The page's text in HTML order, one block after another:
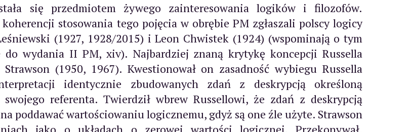
się przedmiotem żywego zainteresowania logików i filozofów.
stosowania tego pojęcia w obrębie PM zgłaszali polscy logicy
(1927, 1928/2015) i Leon Chwistek (1924) (wspominają o tym
wydania II PM, xiv). Najbardziej znaną krytykę koncepcji Russella
(1950, 1967). Kwestionował on zasadność wybiegu Russella
identycznie zbudowanych zdań z deskrypcją określoną
referenta. Twierdził wbrew Russellowi, że zdań z deskrypcją
poddawać wartościowaniu logicznemu, gdyż są one źle użyte. Strawson